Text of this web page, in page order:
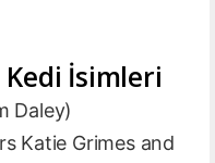
İsimleri
Daley)
Katie Grimes and